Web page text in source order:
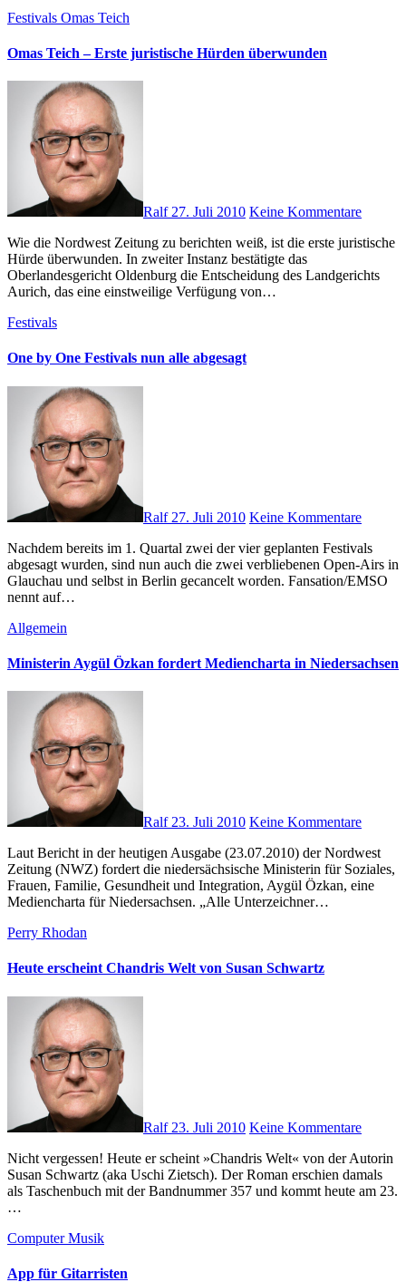
Festivals Omas Teich
Omas Teich – Erste juristische Hürden überwunden
Ralf 27. Juli 2010 Keine Kommentare
Wie die Nordwest Zeitung zu berichten weiß, ist die erste juristische
Hürde überwunden. In zweiter Instanz bestätigte das
Oberlandesgericht Oldenburg die Entscheidung des Landgerichts
Aurich, das eine einstweilige Verfügung von…
Festivals
One by One Festivals nun alle abgesagt
Ralf 27. Juli 2010 Keine Kommentare
Nachdem bereits im 1. Quartal zwei der vier geplanten Festivals
abgesagt wurden, sind nun auch die zwei verbliebenen Open-Airs in
Glauchau und selbst in Berlin gecancelt worden. Fansation/EMSO
nennt auf…
Allgemein
Ministerin Aygül Özkan fordert Mediencharta in Niedersachsen
Ralf 23. Juli 2010 Keine Kommentare
Laut Bericht in der heutigen Ausgabe (23.07.2010) der Nordwest
Zeitung (NWZ) fordert die niedersächsische Ministerin für Soziales,
Frauen, Familie, Gesundheit und Integration, Aygül Özkan, eine
Mediencharta für Niedersachsen. „Alle Unterzeichner…
Perry Rhodan
Heute erscheint Chandris Welt von Susan Schwartz
Ralf 23. Juli 2010 Keine Kommentare
Nicht vergessen! Heute er scheint »Chandris Welt« von der Autorin
Susan Schwartz (aka Uschi Zietsch). Der Roman erschien damals
als Taschenbuch mit der Bandnummer 357 und kommt heute am 23.
…
ComputerMusik
App für Gitarristen